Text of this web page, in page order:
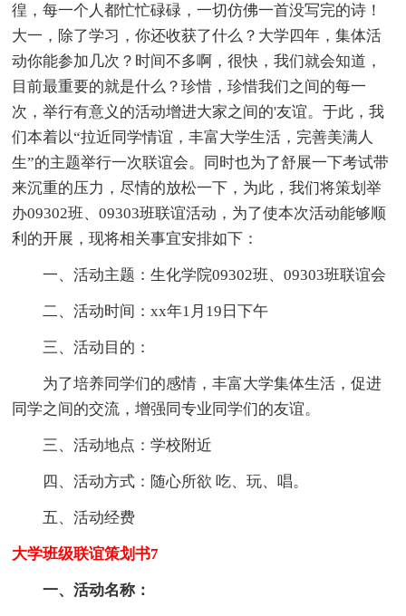
徨，每一个人都忙忙碌碌，一切仿佛一首没写完的诗！
大一，除了学习，你还收获了什么？大学四年，集体活
动你能参加几次？时间不多啊，很快，我们就会知道，
目前最重要的就是什么？珍惜，珍惜我们之间的每一
次，举行有意义的活动增进大家之间的'友谊。于此，我
们本着以“拉近同学情谊，丰富大学生活，完善美满人
生”的主题举行一次联谊会。同时也为了舒展一下考试带
来沉重的压力，尽情的放松一下，为此，我们将策划举
办09302班、09303班联谊活动，为了使本次活动能够顺
利的开展，现将相关事宜安排如下：
一、活动主题：生化学院09302班、09303班联谊会
二、活动时间：xx年1月19日下午
三、活动目的：
为了培养同学们的感情，丰富大学集体生活，促进
同学之间的交流，增强同专业同学们的友谊。
三、活动地点：学校附近
四、活动方式：随心所欲 吃、玩、唱。
五、活动经费
大学班级联谊策划书7
一、活动名称：